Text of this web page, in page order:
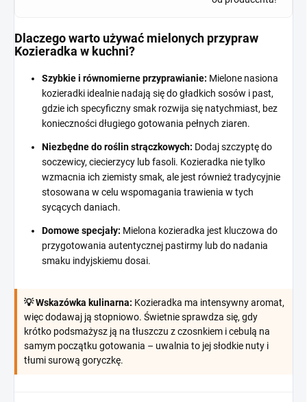
Dlaczego warto używać mielonych przypraw
Kozieradka w kuchni?
Szybkie i równomierne przyprawianie: Mielone nasiona
kozieradki idealnie nadają się do gładkich sosów i past,
gdzie ich specyficzny smak rozwija się natychmiast, bez
konieczności długiego gotowania pełnych ziaren.
Niezbędne do roślin strączkowych: Dodaj szczyptę do
soczewicy, ciecierzycy lub fasoli. Kozieradka nie tylko
wzmacnia ich ziemisty smak, ale jest również tradycyjnie
stosowana w celu wspomagania trawienia w tych
sycących daniach.
Domowe specjały: Mielona kozieradka jest kluczowa do
przygotowania autentycznej pastirmy lub do nadania
smaku indyjskiemu dosai.
💡 Wskazówka kulinarna: Kozieradka ma intensywny aromat,
więc dodawaj ją stopniowo. Świetnie sprawdza się, gdy
krótko podsmażysz ją na tłuszczu z czosnkiem i cebulą na
samym początku gotowania – uwalnia to jej słodkie nuty i
tłumi surową goryczkę.